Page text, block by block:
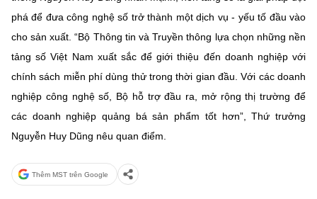
phá để đưa công nghệ số trở thành một dịch vụ - yếu tố đầu vào
cho sản xuất. “Bộ Thông tin và Truyền thông lựa chọn những nền
tảng số Việt Nam xuất sắc để giới thiệu đến doanh nghiệp với
chính sách miễn phí dùng thử trong thời gian đầu. Với các doanh
nghiệp công nghệ số, Bộ hỗ trợ đầu ra, mở rộng thị trường để
các doanh nghiệp quảng bá sản phẩm tốt hơn”, Thứ trưởng
Nguyễn Huy Dũng nêu quan điểm.
Thêm MST trên Google